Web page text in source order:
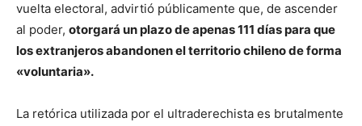
vuelta electoral, advirtió públicamente que, de ascender
al poder, otorgará un plazo de apenas 111 días para que
los extranjeros abandonen el territorio chileno de forma
«voluntaria».
La retórica utilizada por el ultraderechista es brutalmente